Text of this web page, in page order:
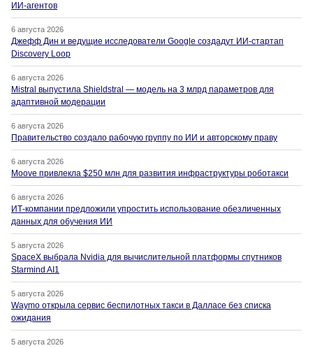
ИИ-агентов
6 августа 2026
Джефф Дин и ведущие исследователи Google создадут ИИ-стартап
Discovery Loop
6 августа 2026
Mistral выпустила Shieldstral — модель на 3 млрд параметров для
адаптивной модерации
6 августа 2026
Правительство создало рабочую группу по ИИ и авторскому праву
6 августа 2026
Moove привлекла $250 млн для развития инфраструктуры роботакси
6 августа 2026
ИТ-компании предложили упростить использование обезличенных
данных для обучения ИИ
5 августа 2026
SpaceX выбрала Nvidia для вычислительной платформы спутников
Starmind AI1
5 августа 2026
Waymo открыла сервис беспилотных такси в Далласе без списка
ожидания
5 августа 2026